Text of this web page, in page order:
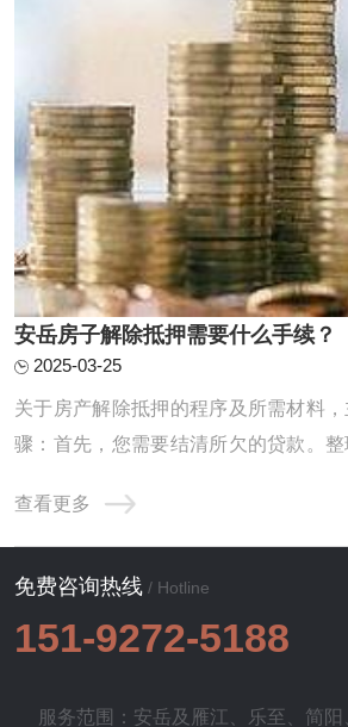
安岳房子解除抵押需要什么手续？
2025-03-25
关于房产解除抵押的程序及所需材料
骤：首先，您需要结清所欠的贷款。整
行详细地解读与说明。1.待还款项的清
您需要前往原本给您提供贷款服务的
偿还事宜。在完成此项操作之后，银行
查看更多
免费咨询热线 / Hotline
151-9272-5188
服务范围：安岳及 雁江 乐至 简阳